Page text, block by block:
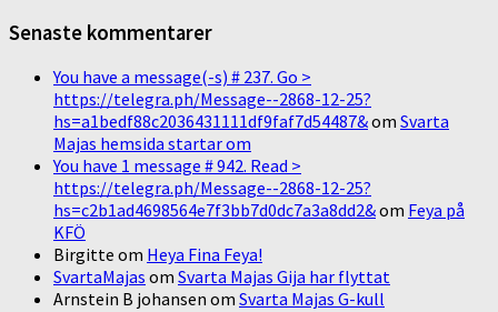
Senaste kommentarer
You have a message(-s) # 237. Go >
https://telegra.ph/Message--2868-12-25?
hs=a1bedf88c2036431111df9faf7d54487&om Svarta
Majas hemsida startar om
You have 1 message # 942. Read >
https://telegra.ph/Message--2868-12-25?
hs=c2b1ad4698564e7f3bb7d0dc7a3a8dd2&om Feya på
KFÖ
Birgitte om Heya Fina Feya!
SvartaMajas om Svarta Majas Gija har flyttat
Arnstein B johansen om Svarta Majas G-kull